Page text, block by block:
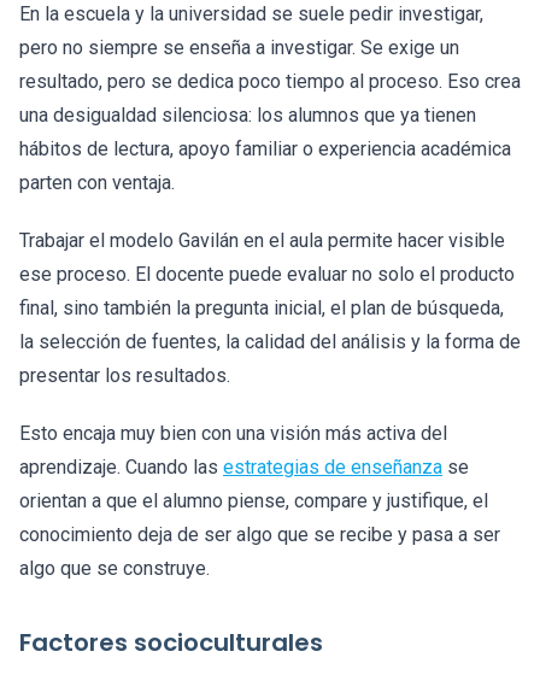
En la escuela y la universidad se suele pedir investigar,
pero no siempre se enseña a investigar. Se exige un
resultado, pero se dedica poco tiempo al proceso. Eso crea
una desigualdad silenciosa: los alumnos que ya tienen
hábitos de lectura, apoyo familiar o experiencia académica
parten con ventaja.
Trabajar el modelo Gavilán en el aula permite hacer visible
ese proceso. El docente puede evaluar no solo el producto
final, sino también la pregunta inicial, el plan de búsqueda,
la selección de fuentes, la calidad del análisis y la forma de
presentar los resultados.
Esto encaja muy bien con una visión más activa del
aprendizaje. Cuando las estrategias de enseñanza se
orientan a que el alumno piense, compare y justifique, el
conocimiento deja de ser algo que se recibe y pasa a ser
algo que se construye.
Factores socioculturales